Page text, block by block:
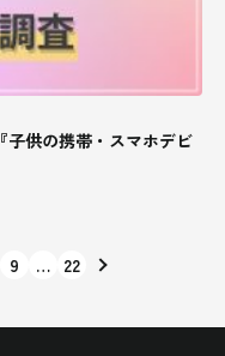
子供の携帯・スマホデビ
9 … 22